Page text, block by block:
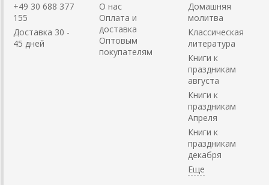
+49 30 688 377
155
Доставка 30 -
45 дней
О нас
Оплата и
доставка
Оптовым
покупателям
Домашняя
молитва
Классическая
литература
Книги к
праздникам
августа
Книги к
праздникам
Апреля
Книги к
праздникам
декабря